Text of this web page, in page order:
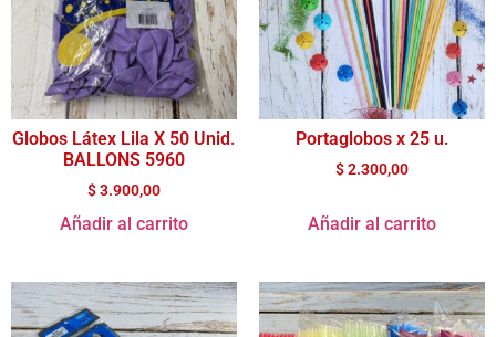
Globos Látex Lila X 50 Unid.
BALLONS 5960
$3.900,00
Añadir al carrito
Portaglobos x 25 u.
$2.300,00
Añadir al carrito